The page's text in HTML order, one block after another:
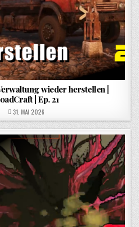
wieder herstellen |
| Ep. 21
POSTED ON
31. MAI 2026